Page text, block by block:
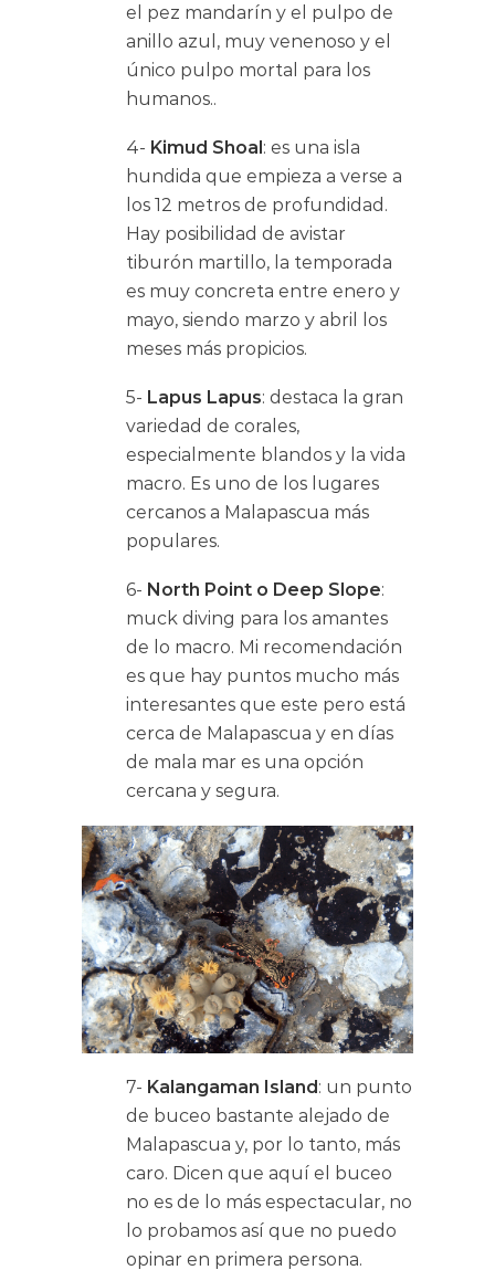
el pez mandarín y el pulpo de
anillo azul, muy venenoso y el
único pulpo mortal para los
humanos..
4- Kimud Shoal: es una isla
hundida que empieza a verse a
los 12 metros de profundidad.
Hay posibilidad de avistar
tiburón martillo, la temporada
es muy concreta entre enero y
mayo, siendo marzo y abril los
meses más propicios.
5- Lapus Lapus: destaca la gran
variedad de corales,
especialmente blandos y la vida
macro. Es uno de los lugares
cercanos a Malapascua más
populares.
6- North Point o Deep Slope:
muck diving para los amantes
de lo macro. Mi recomendación
es que hay puntos mucho más
interesantes que este pero está
cerca de Malapascua y en días
de mala mar es una opción
cercana y segura.
7- Kalangaman Island : un punto
de buceo bastante alejado de
Malapascua y, por lo tanto, más
caro. Dicen que aquí el buceo
no es de lo más espectacular, no
lo probamos así que no puedo
opinar en primera persona.